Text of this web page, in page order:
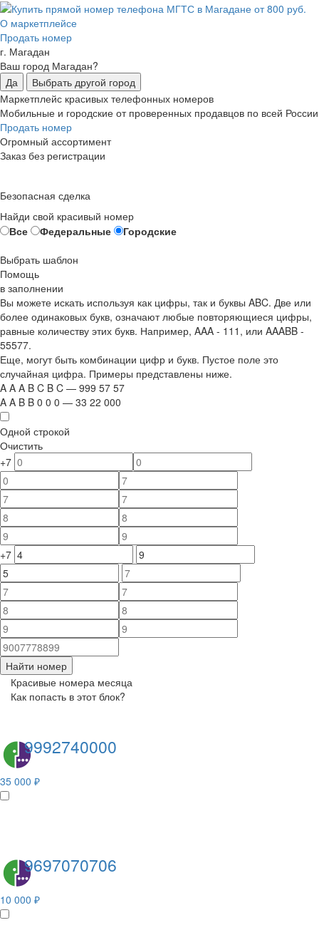
О маркетплейсе
Продать номер
г. Магадан
Ваш город Магадан?
Да
Выбрать другой город
Маркетплейс красивых телефонных номеров
Мобильные и городские от проверенных продавцов по всей России
Продать номер
Огромный ассортимент
Заказ без регистрации
Безопасная сделка
Найди свой красивый номер
Все
Федеральные
Городские
Выбрать шаблон
Помощь
в заполнении
Вы можете искать используя как цифры, так и буквы ABC. Две или
более одинаковых букв, означают любые повторяющиеся цифры,
равные количеству этих букв. Например, AAA - 111 , или AAABB -
55577.
Еще, могут быть комбинации цифр и букв. Пустое поле это
случайная цифра. Примеры представлены ниже.
A A A B C B C — 999 57 57
A A B B 0 0 0 — 33 22 000
Одной строкой
Очистить
+7
+7
Найти номер
Красивые номера месяца
Как попасть в этот блок?
9992740000
35 000 ₽
9697070706
10 000 ₽